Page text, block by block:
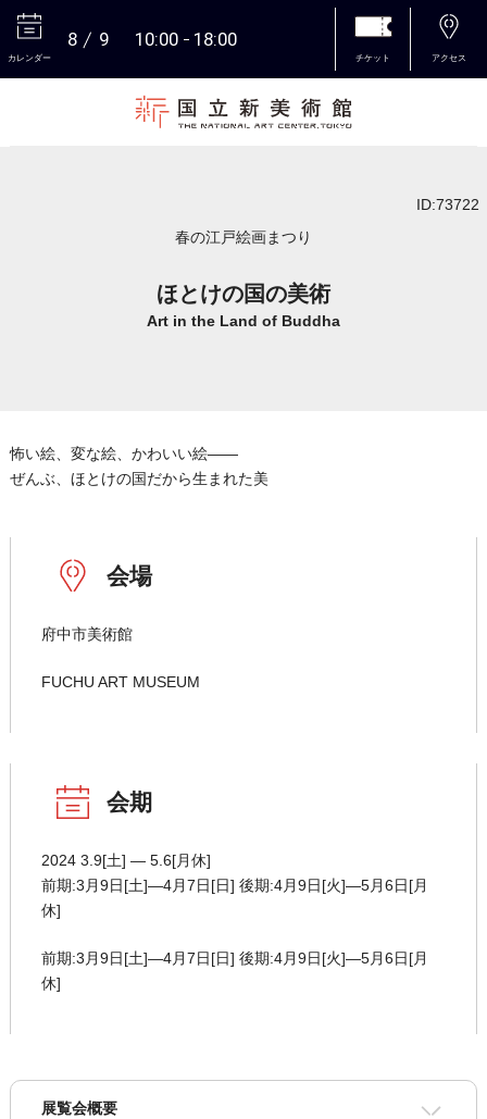
カレンダー
8 9 10:00 18:00
チケット アクセス
ID:73722
春の江戸絵画まつり
ほとけの国の美術
Art in the Land of Buddha
怖い絵、変な絵、かわいい絵――
ぜんぶ、ほとけの国だから生まれた美
会場
府中市美術館
FUCHU ART MUSEUM
会期
2024 3.9[土] ― 5.6[月休]
前期:3月9日[土]―4月7日[日] 後期:4月9日[火]―5月6日[月
休]
前期:3月9日[土]―4月7日[日] 後期:4月9日[火]―5月6日[月
休]
展覧会概要